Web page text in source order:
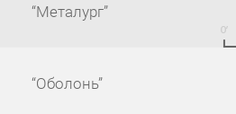
“Металург”
“Оболонь”